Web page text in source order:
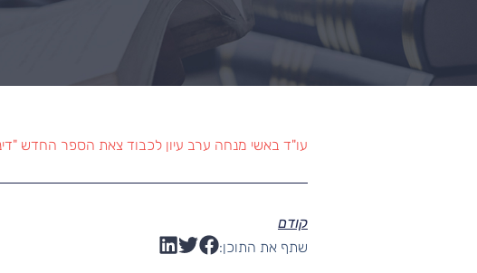
עו"ד באשי מנחה ערב עיון לכבוד צאת הספר החדש
קודם
שתף את התוכן: